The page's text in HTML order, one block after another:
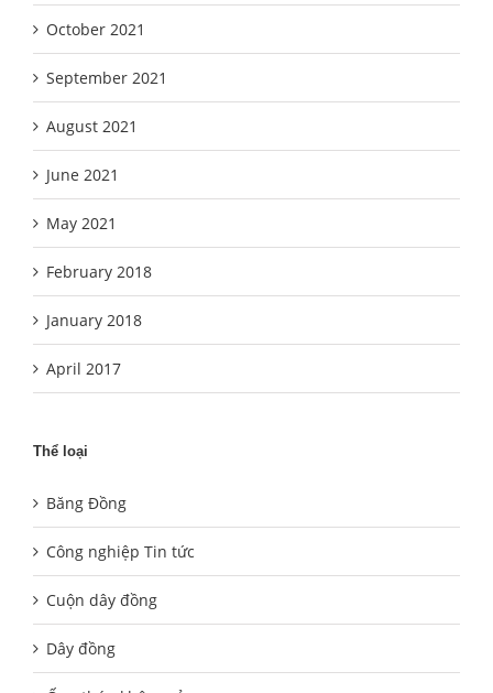
October 2021
September 2021
August 2021
June 2021
May 2021
February 2018
January 2018
April 2017
Thể loại
Băng Đồng
Công nghiệp Tin tức
Cuộn dây đồng
Dây đồng